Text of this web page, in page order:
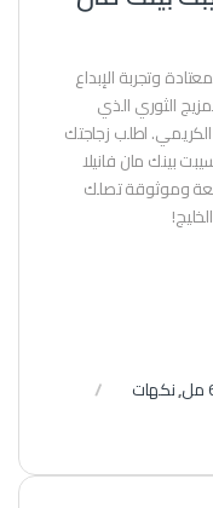
وتجربة الإبداع
الثوري الذي
اطلب زجاجتك
بينك مان فانيلا
وموثوقة تصلك
,نكهات